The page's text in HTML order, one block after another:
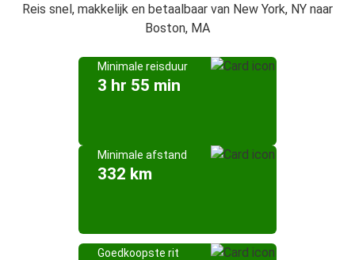
Reis snel, makkelijk en betaalbaar van New York, NY naar
Boston, MA
Minimale reisduur
3 hr 55 min
Minimale afstand
332 km
Goedkoopste rit